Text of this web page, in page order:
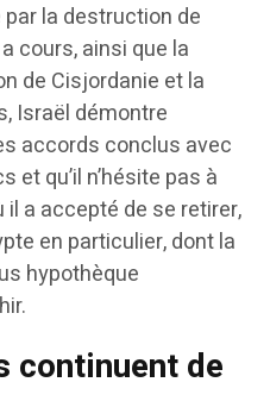
la destruction de
cours, ainsi que la
de Cisjordanie et la
Israël démontre
accords conclus avec
qu’il n’hésite pas à
il a accepté de se retirer,
en particulier, dont la
hypothèque
continuent de